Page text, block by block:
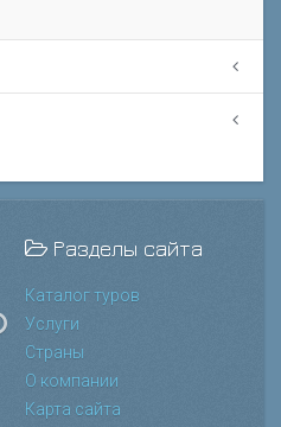
Разделы сайта
Каталог туров
Услуги
Страны
О компании
Карта сайта